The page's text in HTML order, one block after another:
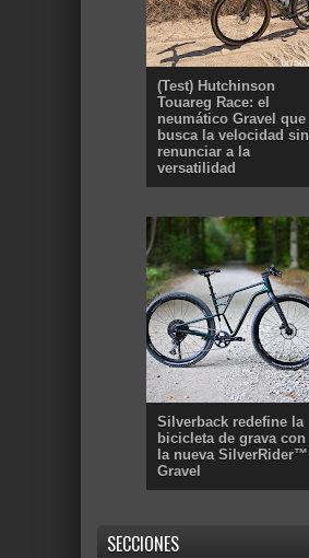
(Test) Hutchinson
Touareg Race: el
neumático Gravel que
busca la velocidad sin
renunciar a la
versatilidad
Silverback redefine la
bicicleta de grava con
la nueva SilverRider™
Gravel
SECCIONES